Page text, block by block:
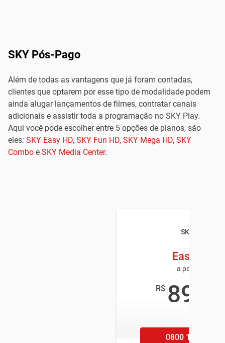
SKY Pós-Pago
Além de todas as vantagens que já foram contadas,
clientes que optarem por esse tipo de modalidade podem
ainda alugar lançamentos de filmes, contratar canais
adicionais e assistir toda a programação no SKY Play.
Aqui você pode escolher entre 5 opções de planos, são
eles: SKY Easy HD, SKY Fun HD, SKY Mega HD, SKY
Combo e SKY Media Center.
SKY TV
Easy HD
a partir de
R$ 89
0800 100 1002